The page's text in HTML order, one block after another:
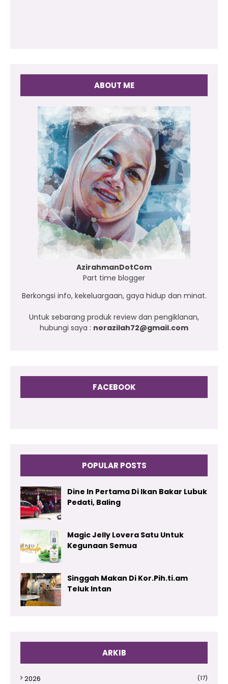
ABOUT ME
AzirahmanDotCom
Part time blogger
Berkongsi info, kekeluargaan, gaya hidup dan minat.
Untuk sebarang produk review dan pengiklanan,
hubungi saya : norazilah72@gmail.com
FACEBOOK
POPULAR POSTS
Dine In Pertama Di Ikan Bakar Lubuk
Pedati, Baling
Magic Jelly Lovera Satu Untuk
Kegunaan Semua
Singgah Makan Di Kor.Pih.ti.am
Teluk Intan
ARKIB
2026 (17)